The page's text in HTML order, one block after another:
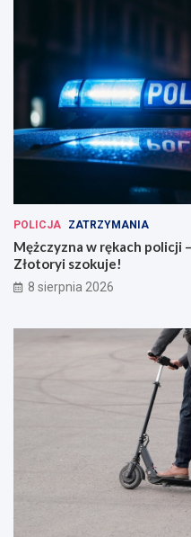
POLICJA ZATRZYMANIA
Mężczyzna w rękach policji
Złotoryi szokuje!
8 sierpnia 2026